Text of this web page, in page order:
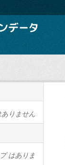
りません
はありま